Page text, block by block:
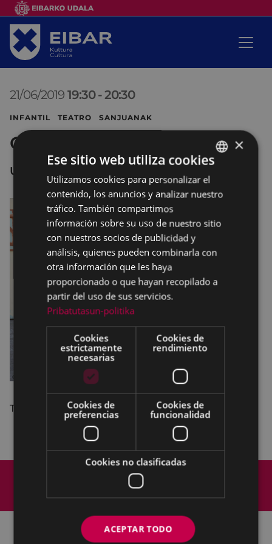
21/06/2019 19:30 -20:30
INFANTIL TEATRO SANJUANAK
Chef Nature
UNTZAGA
Teatro Infantil a cargo de Markeliñe.
Mapa del Sitio
Aviso legal
Política de cookies
BASQUE
SPANISH
×
Ese sitio web utiliza cookies
Utilizamos cookies para personalizar el
contenido, los anuncios y analizar nuestro
tráfico. También compartimos
información sobre su uso de nuestro sitio
con nuestros socios de publicidad y
análisis, quienes pueden combinarla con
otra información que les haya
proporcionado o que hayan recopilado a
partir del uso de sus servicios.
Pribatutasun-politika
Cookies
estrictamente
necesarias
Cookies de
rendimiento
Cookies de
preferencias
Cookies de
funcionalidad
Cookies no clasificadas
ACEPTAR TODO